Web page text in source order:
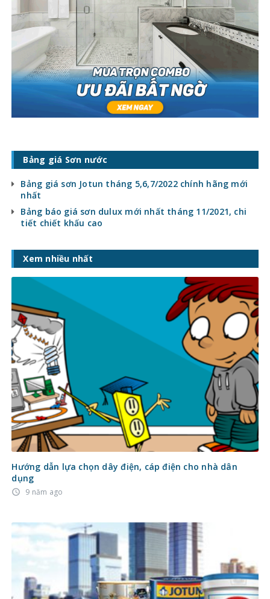
Bảng giá Sơn nước
Bảng giá sơn Jotun tháng 5,6,7/2022 chính hãng mới
nhất
Bảng báo giá sơn dulux mới nhất tháng 11/2021, chi
tiết chiết khấu cao
Xem nhiều nhất
Hướng dẫn lựa chọn dây điện, cáp điện cho nhà dân
dụng
access_time 9 năm ago